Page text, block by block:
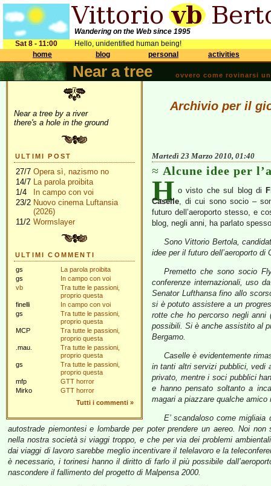
Wandering on the Web since 1995
Sat 8 - 11:00
Hello, unidentified human being!
home
blog personal activities
Near a tree ovvero come rovinarsi
Near a tree by a river
there's a hole in the ground
ULTIMI POST
27/7 Opera sì, nazismo no
14/7 La parola proibita
1/4
In campo con voi
23/2 Nuovo cinema Luftansia
(2026)
11/2 Wormslayer
ULTIMI COMMENTI
gs
La parola proibita
gs
In campo con voi
vb
Tra tutte le passioni,
proprio questa
finelli
In campo con voi
gs
Tra tutte le passioni,
proprio questa
MCP
Tra tutte le passioni,
proprio questa
.mau.
Tra tutte le passioni,
proprio questa
gs
Tra tutte le passioni,
proprio questa
mfp
GTT horror
Mirko
GTT horror
Tutti i commenti »
Archivio per il
Martedì 23 Marzo 2010, 01:40
Alcune idee per
H o visto che sul blog di
Caselle, di cui sono socio –
futuro dell’aeroporto stesso, e
blog, negli anni, ha parlato
Sono Vittorio Bertola,
idee per il futuro dell’aeroporto di
Premetto che sono socio
conferenze internazionali, uso
Senator Lufthansa fino allo
si è potuto assistere a un
rotte che ho percorso negli
possibili. Si è anche assistito al
Bergamo.
Caselle è evidentemente
in tanti altri servizi pubblici, vedi
privato, mentre i soci pubblici
e hanno pensato soltanto a
magari a piazzare qualche
E’ scandaloso come
autostrade piemontesi e lombarde per poter prendere un aereo. Noi
nella nostra società si viaggi troppo, e che per via dei problemi
dai viaggi di lavoro sarebbe meglio incentivare il telelavoro e la
è necessario, i torinesi hanno il diritto di farlo il più possibile
nascondere il fallimento del progetto di Malpensa 2000.